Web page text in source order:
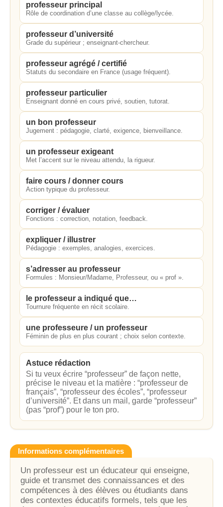
professeur principal
Rôle de coordination d’une classe au collège/lycée.
professeur d’université
Grade du supérieur ; enseignant-chercheur.
professeur agrégé / certifié
Statuts du secondaire en France (usage fréquent).
professeur particulier
Enseignant donné en cours privé, soutien, tutorat.
un bon professeur
Jugement : pédagogie, clarté, exigence, bienveillance.
un professeur exigeant
Met l’accent sur le niveau attendu, la rigueur.
faire cours / donner cours
Action typique du professeur.
corriger / évaluer
Fonctions : correction, notation, feedback.
expliquer / illustrer
Pédagogie : exemples, analogies, exercices.
s’adresser au professeur
Formules : Monsieur/Madame, Professeur, ou « prof ».
le professeur a indiqué que…
Tournure fréquente en récit scolaire.
une professeure / un professeur
Féminin de plus en plus courant ; choix selon contexte.
Astuce rédaction
Si tu veux écrire “professeur” de façon nette,
précise le niveau et la matière : “professeur de
français”, “professeur des écoles”, “professeur
d’université”. Et dans un mail, garde “professeur”
(pas “prof”) pour le ton pro.
Informations complémentaires
Un professeur est un éducateur qui enseigne,
guide et transmet des connaissances et des
compétences à des élèves ou étudiants dans
des contextes éducatifs formels, tels que les